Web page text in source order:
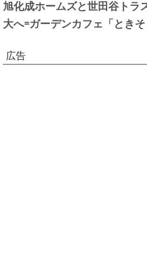
旭化成ホームズと世田谷トラ
大へ=ガーデンカフェ「とき
広告